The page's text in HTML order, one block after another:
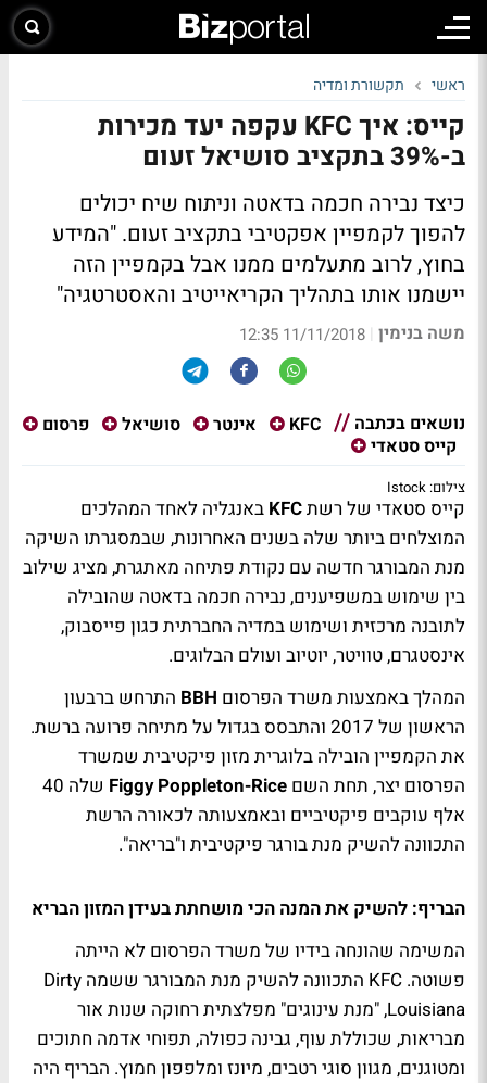
ראשי תקשורת ומדיה
קייס: איך KFC עקפה יעד מכירות
ב-39% בתקציב סושיאל זעום
כיצד נבירה חכמה בדאטה וניתוח שיח יכולים
להפוך לקמפיין אפקטיבי בתקציב זעום. "המידע
בחוץ, לרוב מתעלמים ממנו אבל בקמפיין הזה
יישמנו אותו בתהליך הקריאייטיב והאסטרטגיה"
משה בנימין |
11/11/2018 12:35
נושאים בכתבה KFC אינטר סושיאל
פרסום
קייס סטאדי
צילום: Istock
קייס סטאדי של רשתKFC באנגליה לאחד המהלכים
המוצלחים ביותר שלה בשנים האחרונות, שבמסגרתו השיקה
מנת המבורגר חדשה עם נקודת פתיחה מאתגרת, מציג שילוב
בין שימוש במשפיענים, נבירה חכמה בדאטה שהובילה
לתובנה מרכזית ושימוש במדיה החברתית כגון פייסבוק,
אינסטגרם, טוויטר, יוטיוב ועולם הבלוגים.
המהלך באמצעות משרד הפרסום BBH התרחש ברבעון
הראשון של 2017 והתבסס בגדול על מתיחה פרועה ברשת.
את הקמפיין הובילה בלוגרית מזון פיקטיבית שמשרד
הפרסום יצר, תחת השם Figgy Poppleton-Rice
שלה 40
אלף עוקבים פיקטיביים ובאמצעותה לכאורה הרשת
התכוונה להשיק מנת בורגר פיקטיבית ו"בריאה".
הבריף: להשיק את המנה הכי מושחתת בעידן המזון הבריא
המשימה שהונחה בידיו של משרד הפרסום לא הייתה
פשוטה. KFC התכוונה להשיק מנת המבורגר ששמה Dirty
Louisiana, "מנת עינוגים" מפלצתית רחוקה שנות אור
מבריאות, שכוללת עוף, גבינה כפולה, תפוחי אדמה חתוכים
ומטוגנים, מגוון סוגי רטבים, מיונז ומלפפון חמוץ. הבריף היה